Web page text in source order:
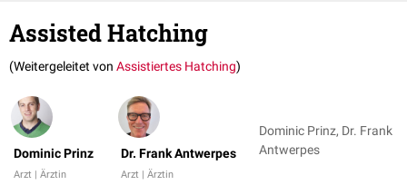
Assisted Hatching
(Weitergeleitet von Assistiertes Hatching)
Dominic Prinz
Arzt | Ärztin
Dr. Frank Antwerpes
Arzt | Ärztin
Dominic Prinz, Dr. Frank
Antwerpes